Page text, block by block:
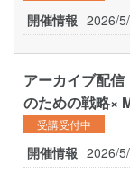
開催情報 2026/
アーカイブ配
のための戦略×
受講受付中
開催情報 2026/